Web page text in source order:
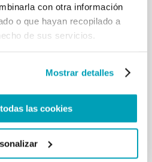
con otra información
o que hayan recopilado a
de sus servicios.
Mostrar detalles
las cookies
y la falta de empleo
migración de familias
y otras adicciones;
de los lazos familiares. Y
y cansada; a veces,
anunciar y ofrecer
a aquellos hermanos que
verdad: no es fácil
problemas. No es fácil,